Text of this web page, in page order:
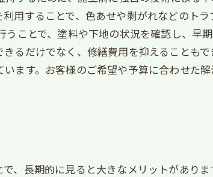
用することで、色あせや剥がれなどのトラ
ことで、塗料や下地の状況を確認し、早
るだけでなく、修繕費用を抑えることもで
ます。お客様のご希望や予算に合わせた
、長期的に見ると大きなメリットがありま